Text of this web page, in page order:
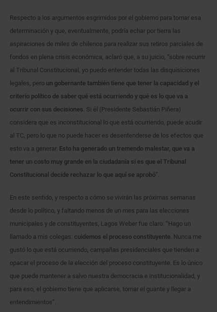
Respecto a los argumentos esgrimidos por el gobierno para tomar esa
determinación y que, eventualmente, podría echar por tierra las
aspiraciones de miles de chilenos para realizar sus retiros parciales de
fondos en plena crisis económica, aclaró que, a su juicio, “sobre recurrir
al Tribunal Constitucional, yo puedo entender todas las disquisiciones
legales, pero un gobernante también tiene que tener la capacidad y el
criterio político de saber qué está ocurriendo y qué es lo que va a
ocurrir con sus decisiones. Si él (Presidente Sebastián Piñera)
considera que es inconstitucional lo que está ocurriendo, puede acudir
al TC, pero lo que no puede hacer es desentenderse de los efectos que
esto va a generar. Esto ha generado un tremendo malestar, que va a
tener un costo muy grande en la ciudadanía si es que el Tribunal
Constitucional decide rechazar lo que aquí se aprobó”.
En este sentido, y respecto a cómo se vivirán las próximas semanas
desde lo político, y faltando menos de un mes para las elecciones
municipales y de constituyentes, Lagos Weber fue claro: “Hago un
llamado a mis colegas: cuidemos el proceso constituyente. Nunca me
gustó lo que está ocurriendo, campañas presidenciales que tienden a
opacar el proceso de la elección del proceso constituyente. Es lo único
que puede mantener a salvo nuestra democracia e institucionalidad, y
para eso, el gobierno tiene que aplicarse, tomar el guante y llegar a
entendimientos”.